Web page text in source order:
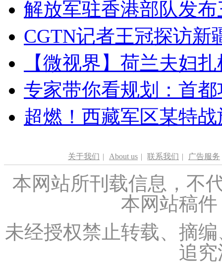
解放军驻香港部队发
CGTN记者王冠探访新
【微视界】荷兰夫妇
专家带你看规划：首
超燃！西藏军区某特
关于我们 | About us | 联系我们 | 广告服务
本网站所刊载信息，不
本网站稿
未经授权禁止转载、摘
追